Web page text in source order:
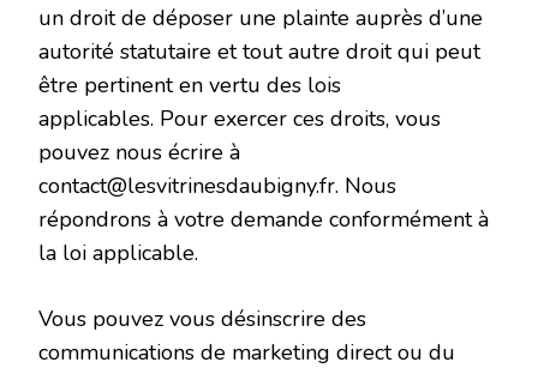
un droit de déposer une plainte auprès d’une
autorité statutaire et tout autre droit qui peut
être pertinent en vertu des lois
applicables. Pour exercer ces droits, vous
pouvez nous écrire à
contact@lesvitrinesdaubigny.fr. Nous
répondrons à votre demande conformément à
la loi applicable.
Vous pouvez vous désinscrire des
communications de marketing direct ou du